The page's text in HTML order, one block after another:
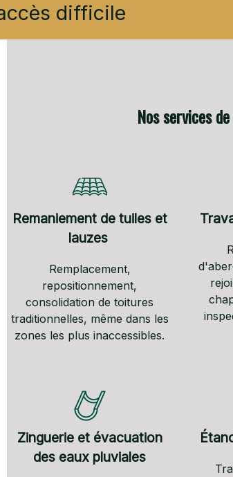
difficile
Nos services
Remaniement de tuiles et
lauzes
Remplacement,
repositionnement,
consolidation de toitures
traditionnelles, même dans les
zones les plus inaccessibles.
Zinguerie et évacuation
des eaux pluviales